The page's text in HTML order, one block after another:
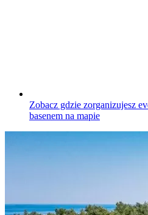
Zobacz gdzie zorganizujesz
basenem na mapie